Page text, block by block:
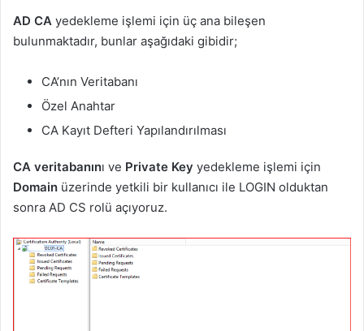
AD CA yedekleme işlemi için üç ana bileşen
bulunmaktadır, bunlar aşağıdaki gibidir;
CA’nın Veritabanı
Özel Anahtar
CA Kayıt Defteri Yapılandırılması
CA veritabanını ve Private Key yedekleme işlemi için
Domain üzerinde yetkili bir kullanıcı ile LOGIN olduktan
sonra AD CS rolü açıyoruz.